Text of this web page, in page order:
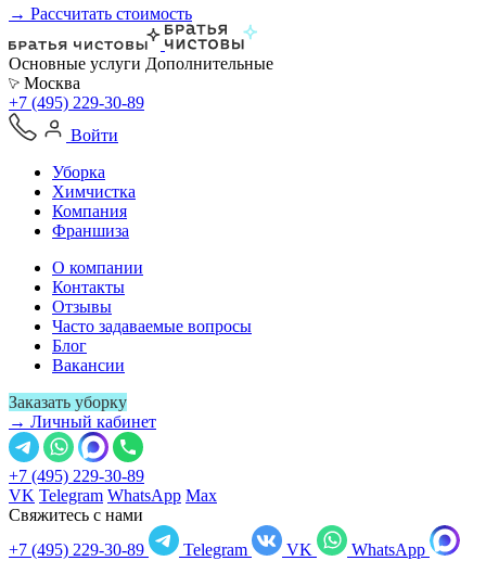
→ Рассчитать стоимость
Основные услуги Дополнительные
Москва
+7 (495) 229-30-89
Войти
Уборка
Химчистка
Компания
Франшиза
О компании
Контакты
Отзывы
Часто задаваемые вопросы
Блог
Вакансии
Заказать уборку
→ Личный кабинет
+7 (495) 229-30-89
VK Telegram WhatsApp Max
Свяжитесь с нами
+7 (495) 229-30-89
Telegram VK
WhatsApp